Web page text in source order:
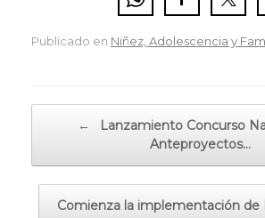
Publicado en Niñez, Adolescencia y
←
Lanzamiento Concurso
Anteproyectos…
Comienza la implementación de